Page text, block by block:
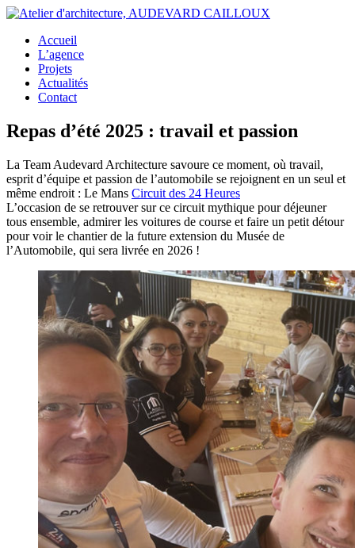
Accueil
L’agence
Projets
Actualités
Contact
Repas d’été 2025 : travail et passion
La Team Audevard Architecture savoure ce moment, où travail,
esprit d’équipe et passion de l’automobile se rejoignent en un seul et
même endroit : Le Mans Circuit des 24 Heures
L’occasion de se retrouver sur ce circuit mythique pour déjeuner
tous ensemble, admirer les voitures de course et faire un petit détour
pour voir le chantier de la future extension du Musée de
l’Automobile, qui sera livrée en 2026 !